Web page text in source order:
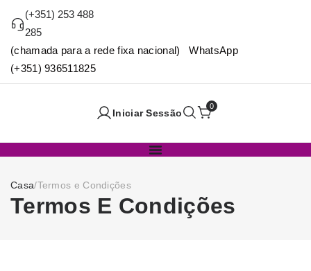
(+351) 253 488
285
(chamada para a rede fixa nacional) WhatsApp
(+351) 936511825
Iniciar Sessão
0
Casa/Termos e Condições
Termos E Condições